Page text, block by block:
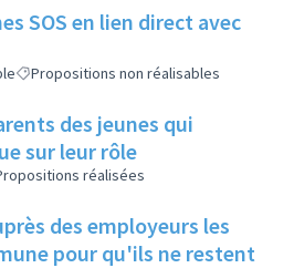
SOS en lien direct avec
Propositions non réalisables
des jeunes qui
sur leur rôle
réalisées
des employeurs les
pour qu'ils ne restent